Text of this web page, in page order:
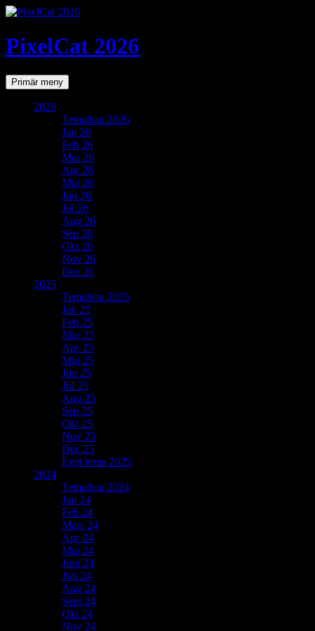
PixelCat 2026
SökPrimär meny Gå
till
2026
Temalista 2026
Jan 26
Feb 26
Mar 26
Apr 26
Maj 26
Jun 26
Jul 26
Aug 26
Sep 26
Okt 26
Nov 26
Dec 26
2025
Temalista 2025
Jan 25
Feb 25
Mar 25
Apr 25
Maj 25
Jun 25
Jul 25
Aug 25
Sep 25
Okt 25
Nov 25
Dec 25
Eget tema 2025
2024
Temalista 2024
Jan 24
Feb 24
Mars 24
Apr 24
Maj 24
Juni 24
Juli 24
Aug 24
Sept 24
Okt 24
Nov 24